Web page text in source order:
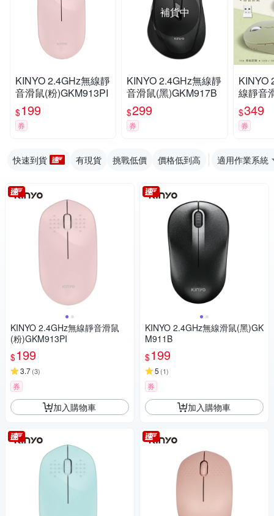
KINYO 2.4GHz無線靜
音滑鼠(粉)GKM913PI
$199
券
補貨中
KINYO 2.4GHz無線靜
音滑鼠(黑)GKM917B
$299
券
KINYO
線靜音
5)
$349
券
快速到貨 有現貨 挑戰低價 價格低到高 適用作業系統
KINYO 2.4GHz無線靜音滑鼠
(粉)GKM913PI
$199
3.7(3)
券
加入購物車
KINYO 2.4GHz無線滑鼠(黑)GK
M911B
$199
5 (1)
券
加入購物車